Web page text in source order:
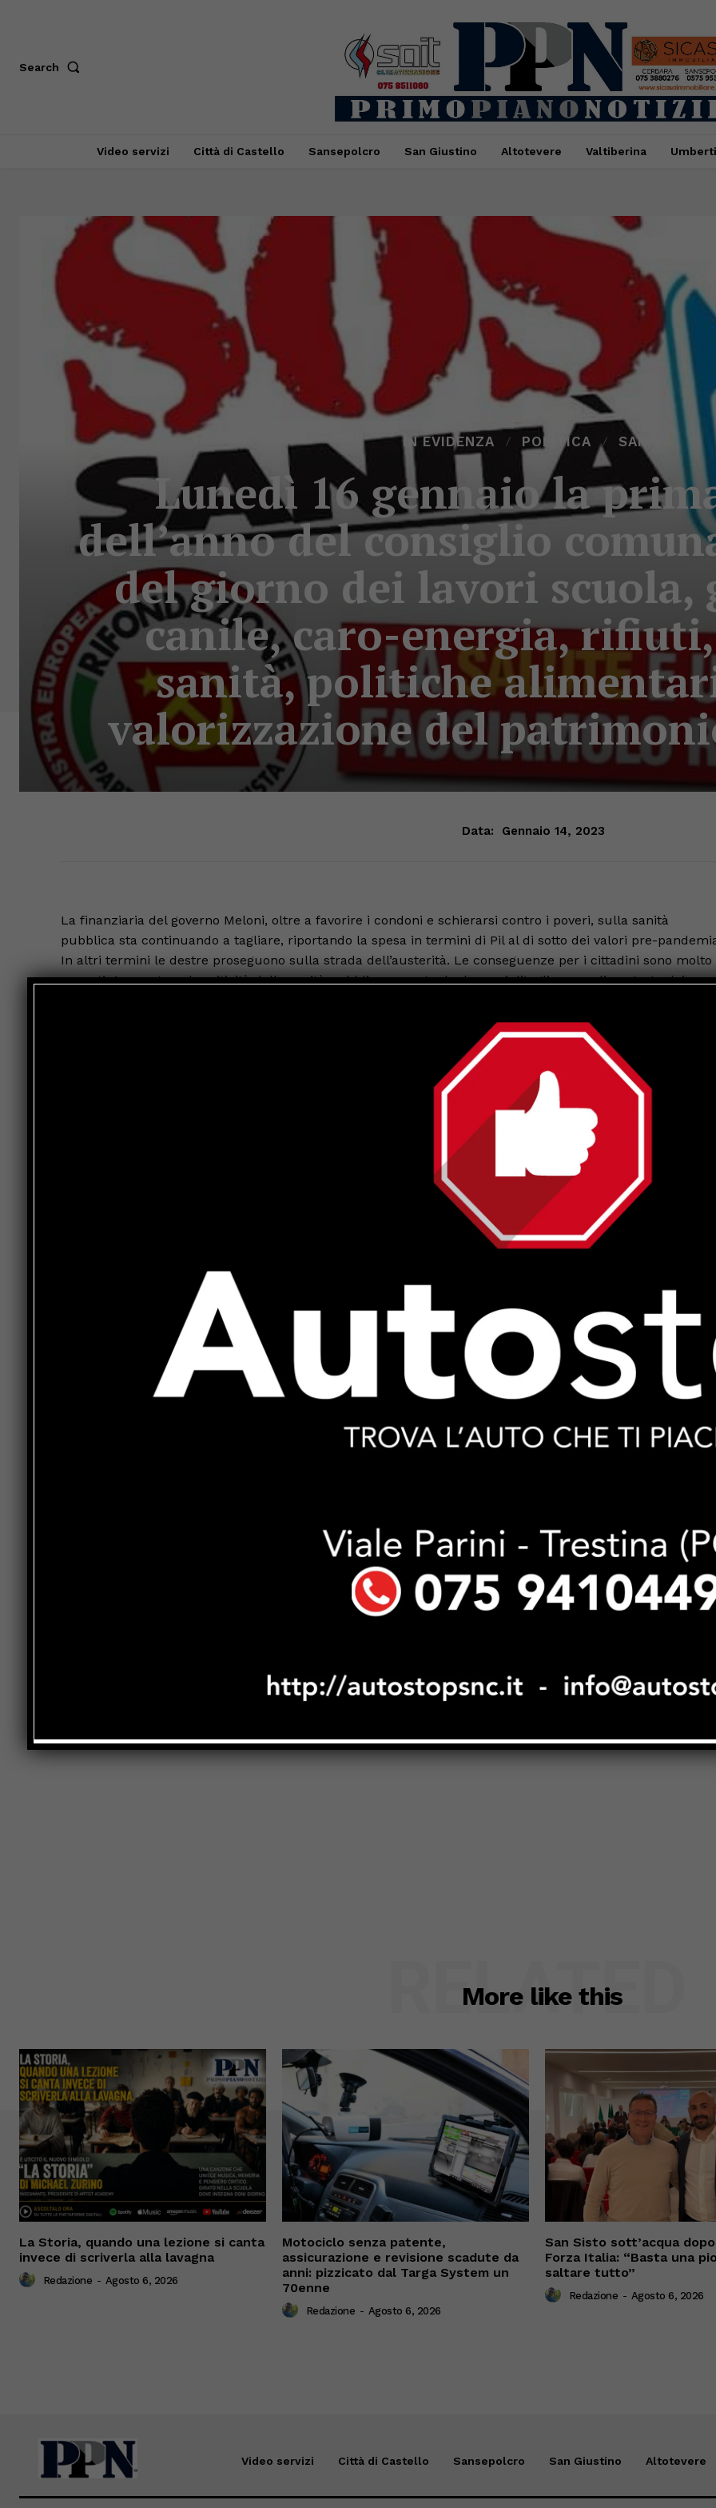
Search
Video servizi Città di Castello Sansepolcro San Giustino Altotevere Valtiberina
IN EVIDENZA POLITICA SANITÀ
Lunedì 16 gennaio la
dell’anno del consiglio
del giorno dei lavori scuola,
canile, caro-energia,
sanità, politiche
valorizzazione del
Data: Gennaio 14, 2023
La finanziaria del governo Meloni, oltre a favorire i condoni e schierarsi contro i poveri, sulla sanità
pubblica sta continuando a tagliare, riportando la spesa in termini di Pil al di sotto dei valori pre-
In altri termini le destre proseguono sulla strada dell’austerità. Le conseguenze per i cittadini sono molto
pesanti. Aumentano le criticità della sanità pubblica causate da decenni ditagli, come dimostrato dai
strutturali della sanità pubblica e, nei fatti, viene favorita la sanità privata. Curarsi nei tempi e nei modi
giusti sta diventando un’impresa possibile solo per chi può permetterselo.
In Umbria? Il disastro in cui sta precipitando la sanità pubblica umbra, contro il quale stanno
lottando da tempo sindacati e molti sindaci, è oramai denunciato anche da larghe fasce dell’opinione
pubblica, dai cittadini stessi e dalla stampa. La propaganda della Presidente Tesei, dell’Assessore Coletto
della loro maggioranza sul nuovo piano regionale non riuscirà a
colmare la lunghezza delle liste d’attesa, né tantomeno a nascondere la mancanza di personale nelle
corsie e nei pronto soccorso. Il piano delle destre nostrane non presenta certezze, non ha indicazioni
chiare su strutture, assunzioni, risorse per il rilancio e il rafforzamento della sanità pubblica e
universalistica, non affronta il tema della liste d’attesa, propone accorpamenti e riduzione dei distretti
medicina di territorio e la prevenzione.
Per questo, prima che la destra al governo della nostra regione distrugga completamente il sistema
pubblico della sanità umbra, proponiamo alle forze politiche progressiste e di sinistra, a partire da M5S
che è presente in consiglio regionale e Si/Verdi, di lanciare unitariamente una mobilitazione politica
regionale a difesa della sanità pubblica. Noi ci siamo.
Next article
More like this
RELATED
La Storia, quando una lezione si canta
invece di scriverla alla lavagna
Redazione - Agosto 6, 2026
Motociclo senza patente,
assicurazione e revisione scadute da
anni: pizzicato dal Targa System un
70enne
Redazione - Agosto 6, 2026
San Sisto sott’acqua
Forza Italia: “Basta una
saltare tutto”
Redazione - Agosto 6, 2026
Video servizi Città di Castello Sansepolcro San Giustino Altotevere